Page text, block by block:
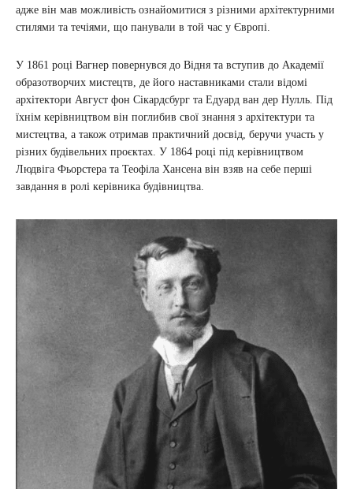
адже він мав можливість ознайомитися з різними архітектурними
стилями та течіями, що панували в той час у Європі.
У 1861 році Вагнер повернувся до Відня та вступив до Академії
образотворчих мистецтв, де його наставниками стали відомі
архітектори Август фон Сікардсбург та Едуард ван дер Нулль. Під
їхнім керівництвом він поглибив свої знання з архітектури та
мистецтва, а також отримав практичний досвід, беручи участь у
різних будівельних проєктах. У 1864 році під керівництвом
Людвіга Фьорстера та Теофіла Хансена він взяв на себе перші
завдання в ролі керівника будівництва.